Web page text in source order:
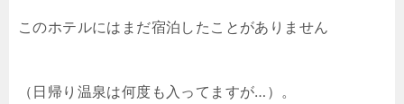
このホテルにはまだ宿泊したことがありません
（日帰り温泉は何度も入ってますが…）。